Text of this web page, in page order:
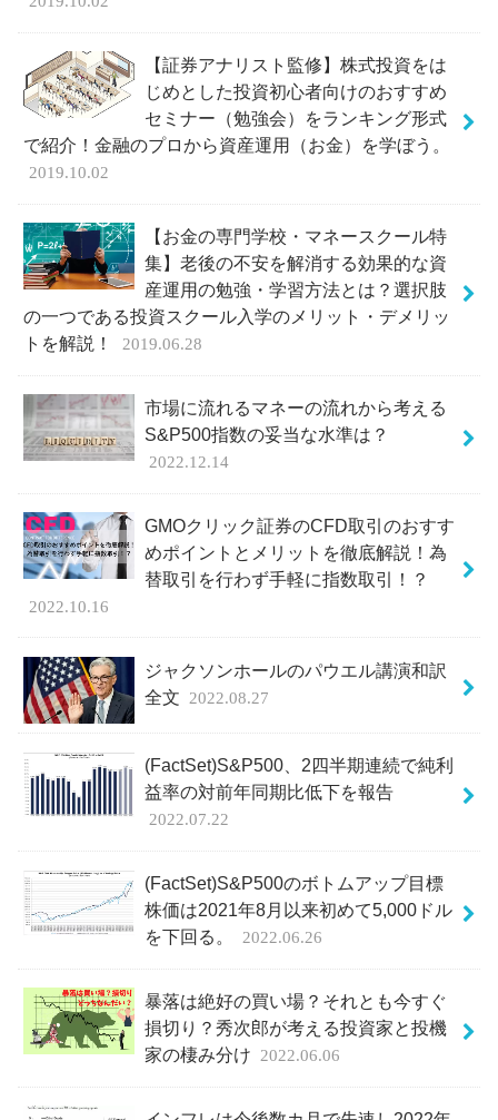
【証券アナリスト監修】株式投資をは
じめとした投資初心者向けのおすすめ
セミナー（勉強会）をランキング形式
で紹介！金融のプロから資産運用（お金）を学ぼう。
2019.10.02
【お金の専門学校・マネースクール特
集】老後の不安を解消する効果的な資
産運用の勉強・学習方法とは？選択肢
の一つである投資スクール入学のメリット・デメリッ
トを解説！
2019.06.28
市場に流れるマネーの流れから考える
S&P500指数の妥当な水準は？
2022.12.14
GMOクリック証券のCFD取引のおすす
めポイントとメリットを徹底解説！為
替取引を行わず手軽に指数取引！？
2022.10.16
ジャクソンホールのパウエル講演和訳
全文
2022.08.27
(FactSet)S&P500、2四半期連続で純利
益率の対前年同期比低下を報告
2022.07.22
(FactSet)S&P500のボトムアップ目標
株価は2021年8月以来初めて5,000ドル
を下回る。
2022.06.26
暴落は絶好の買い場？それとも今すぐ
損切り？秀次郎が考える投資家と投機
家の棲み分け
2022.06.06